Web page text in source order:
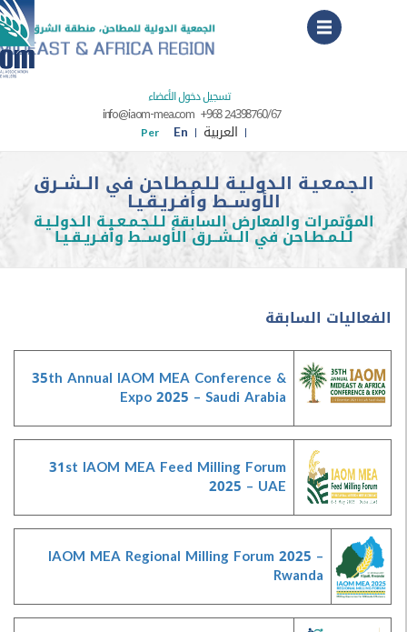
تسجيل دخول الأعضاء
info@iaom-mea.com +968 24398760/67
En
Per
الـدولـيـة لـلـمـطـاحن في الــشــرق
الأوســط وأفـريـقـيـا
والمعارض السابقة لـلـجـمـعـيـة الـدولـيـة
في الــشــرق الأوســط وأفـريـقـيـا
السابقة
35th Annual IAOM MEA Conference &
Expo 2025 – Saudi Arabia
31st IAOM MEA Feed Milling Forum
2025 – UAE
IAOM MEA Regional Milling Forum 2025 –
Rwanda
Menu